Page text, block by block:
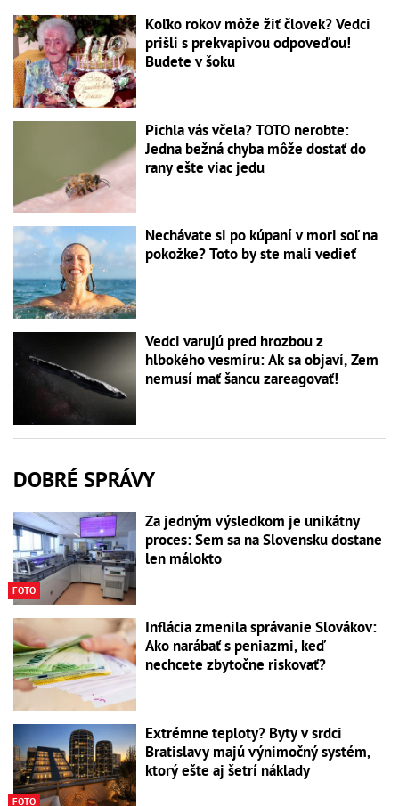
Koľko rokov môže žiť človek? Vedci
prišli s prekvapivou odpoveďou!
Budete v šoku
Pichla vás včela? TOTO nerobte:
Jedna bežná chyba môže dostať do
rany ešte viac jedu
Nechávate si po kúpaní v mori soľ na
pokožke? Toto by ste mali vedieť
Vedci varujú pred hrozbou z
hlbokého vesmíru: Ak sa objaví, Zem
nemusí mať šancu zareagovať!
DOBRÉ SPRÁVY
FOTO
Za jedným výsledkom je unikátny
proces: Sem sa na Slovensku dostane
len málokto
Inflácia zmenila správanie Slovákov:
Ako narábať s peniazmi, keď
nechcete zbytočne riskovať?
FOTO
Extrémne teploty? Byty v srdci
Bratislavy majú výnimočný systém,
ktorý ešte aj šetrí náklady